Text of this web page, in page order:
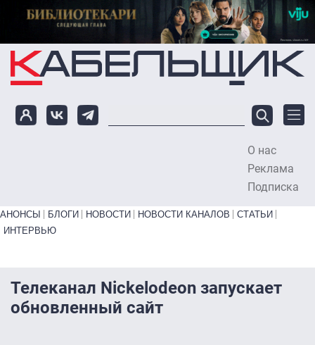
Перейти к основному содержанию
О нас
Реклама
Подписка
Primary links bottom
АНОНСЫ БЛОГИ НОВОСТИ НОВОСТИ КАНАЛОВ
СТАТЬИ
ИНТЕРВЬЮ
Телеканал Nickelodeon запускает
обновленный сайт